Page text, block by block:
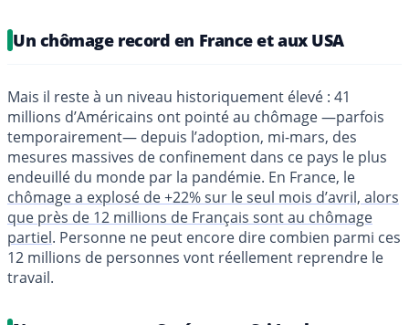
Un chômage record en France et aux USA
Mais il reste à un niveau historiquement élevé : 41
millions d’Américains ont pointé au chômage —parfois
temporairement— depuis l’adoption, mi-mars, des
mesures massives de confinement dans ce pays le plus
endeuillé du monde par la pandémie. En France, le
chômage a explosé de +22% sur le seul mois d’avril, alors
que près de 12 millions de Français sont au chômage
partiel. Personne ne peut encore dire combien parmi ces
12 millions de personnes vont réellement reprendre le
travail.